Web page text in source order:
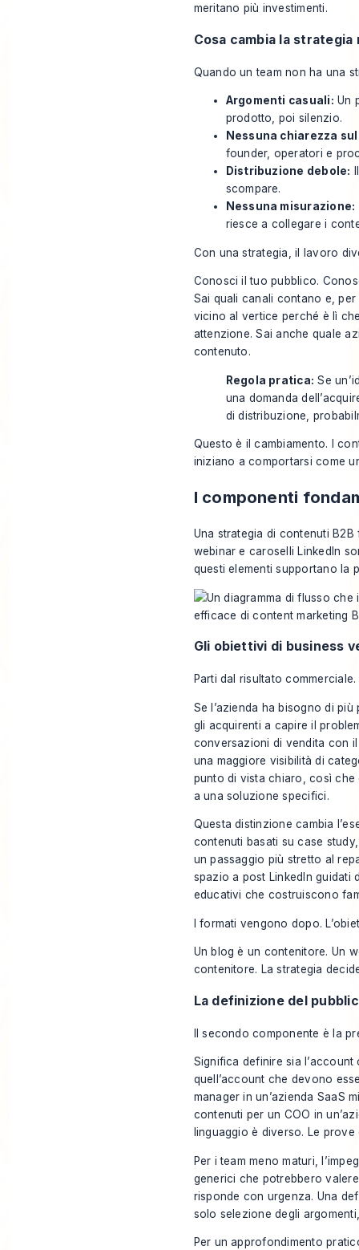
meritano più investimenti.
Cosa cambia la strategia
Quando un team non ha una
Argomenti casuali: Un
prodotto, poi silenzio.
Nessuna chiarezza
founder, operatori e
Distribuzione debole:
scompare.
Nessuna misurazione:
riesce a collegare i
Con una strategia, il lavoro
Conosci il tuo pubblico.
Sai quali canali contano e,
vicino al vertice perché è lì
attenzione. Sai anche quale
contenuto.
Regola pratica: Se
una domanda
di distribuzione,
Questo è il cambiamento. I
iniziano a comportarsi come
I componenti
Una strategia di contenuti
webinar e caroselli LinkedIn
questi elementi supportano la
Gli obiettivi di business
Parti dal risultato commerciale.
Se l’azienda ha bisogno di
gli acquirenti a capire il
conversazioni di vendita con
una maggiore visibilità di
punto di vista chiaro, così
a una soluzione specifici.
Questa distinzione cambia
contenuti basati su case
un passaggio più stretto al
spazio a post LinkedIn
educativi che costruiscono
I formati vengono dopo.
Un blog è un contenitore. Un
contenitore. La strategia
La definizione del
Il secondo componente è la
Significa definire sia
quell’account che devono
manager in un’azienda SaaS
contenuti per un COO in
linguaggio è diverso. Le
Per i team meno maturi,
generici che potrebbero
risponde con urgenza. Una
solo selezione degli
Per un approfondimento